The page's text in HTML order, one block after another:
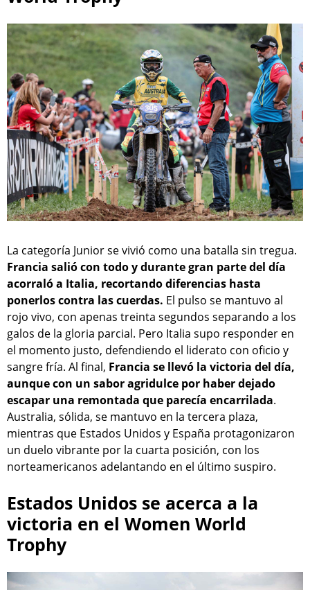
La categoría Junior se vivió como una batalla sin tregua.
Francia salió con todo y durante gran parte del día
acorraló a Italia, recortando diferencias hasta
ponerlos contra las cuerdas. El pulso se mantuvo al
rojo vivo, con apenas treinta segundos separando a los
galos de la gloria parcial. Pero Italia supo responder en
el momento justo, defendiendo el liderato con oficio y
sangre fría. Al final, Francia se llevó la victoria del día,
aunque con un sabor agridulce por haber dejado
escapar una remontada que parecía encarrilada.
Australia, sólida, se mantuvo en la tercera plaza,
mientras que Estados Unidos y España protagonizaron
un duelo vibrante por la cuarta posición, con los
norteamericanos adelantando en el último suspiro.
Estados Unidos se acerca a la
victoria en el Women World
Trophy